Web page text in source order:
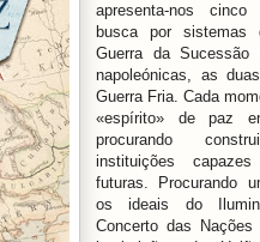
apresenta‑nos cinco
busca por
Guerra da Sucessão
napoleónicas, as
Guerra Fria. Cada
«espírito» de paz
procurando
instituições
futuras. Procurando
os ideais do
Concerto das